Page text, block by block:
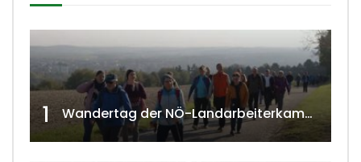
1 Wandertag der NÖ-Landarbeiterkammer in Hollabrunn 2024